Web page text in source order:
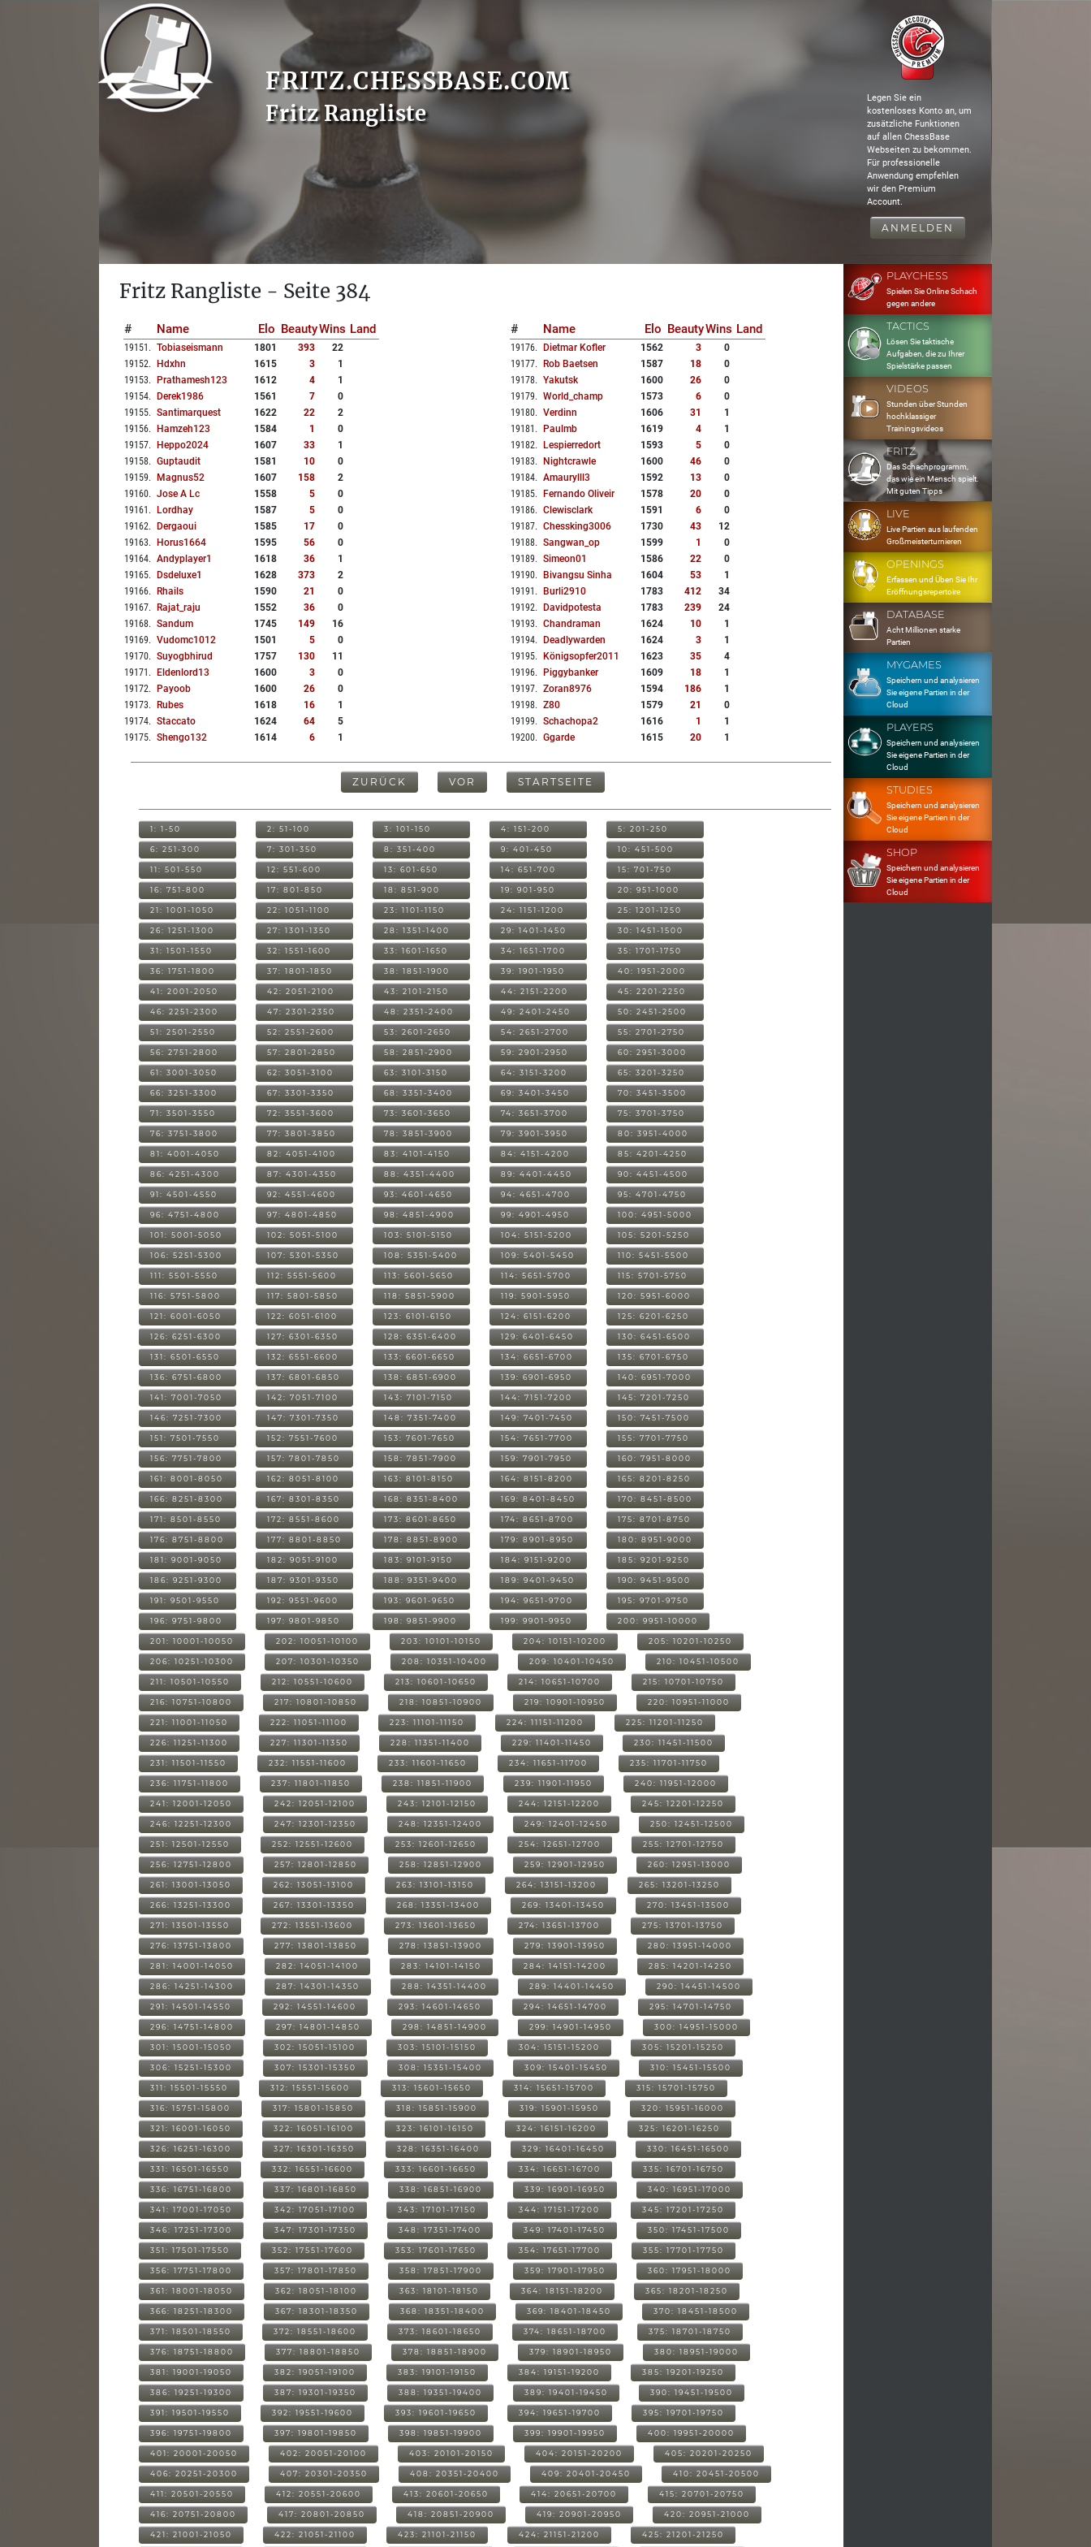
FRITZ.CHESSBASE.COM
Fritz Rangliste
Legen Sie ein
kostenloses Konto an, um
zusätzliche Funktionen
auf allen ChessBase
Webseiten zu bekommen.
Für professionelle
Anwendung empfehlen
wir den Premium
Account.
ANMELDEN
Fritz Rangliste - Seite 384
# Name Elo BeautyWins Land
19151 . Tobiaseismann 1801 393
22
19152. Hdxhn 1615 3
1
19153. Prathamesh123 1612 4
1
19154. Derek1986 1561 7
0
19155. Santimarquest 1622 22
2
19156. Hamzeh123 1584 1
0
19157. Heppo2024 1607 33
1
19158. Guptaudit 1581 10
0
19159. Magnus52 1607 158
2
19160. Jose A Lc 1558 5
0
19161 . Lordhay 1587 5
0
19162. Dergaoui 1585 17
0
19163. Horus1664 1595 56
0
19164. Andyplayer1 1618 36
1
19165. Dsdeluxe1 1628 373
2
19166. Rhails 1590 21
0
19167. Rajat_raju 1552 36
0
19168. Sandum 1745 149
16
19169. Vudomc1012 1501 5
0
19170. Suyogbhirud 1757 130
11
19171 . Eldenlord13 1600 3
0
19172. Payoob 1600 26
0
19173. Rubes 1618 16
1
19174. Staccato 1624 64
5
19175. Shengo132 1614 6 1
# Name Elo BeautyWins Land
19176. Dietmar Kofler 1562 3
0
19177. Rob Baetsen 1587 18
0
19178. Yakutsk 1600 26
0
19179. World_champ 1573 6
0
19180. Verdinn 1606 31
1
19181 . Paulmb 1619 4
1
19182. Lespierredort 1593 5
0
19183. Nightcrawle 1600 46
0
19184. Amaurylll3 1592 13
0
19185. Fernando Oliveir 1578 20
0
19186. Clewisclark 1591 6
0
19187. Chessking3006 1730 43
12
19188. Sangwan_op 1599 1
0
19189. Simeon01 1586 22
0
19190. Bivangsu Sinha 1604 53
1
19191 . Burli2910 1783 412
34
19192. Davidpotesta 1783 239
24
19193. Chandraman 1624 10
1
19194. Deadlywarden 1624 3
1
19195. Königsopfer2011 1623 35
4
19196. Piggybanker 1609 18
1
19197. Zoran8976 1594 186
1
19198. Z80 1579 21
0
19199. Schachopa2 1616 1
1
19200. Ggarde 1615 20 1
ZURÜCK VOR STARTSEITE
1: 1-50 2: 51-100 3: 101-150 4: 151-200 5: 201-250
6: 251-300 7: 301-350 8: 351-400 9: 401-450 10: 451-500
11: 501-550 12: 551-600 13: 601-650 14: 651-700 15: 701-750
16: 751-800 17: 801-850 18: 851-900 19: 901-950 20: 951-1000
21: 1001-1050 22: 1051-1100 23: 1101-1150 24: 1151-1200 25: 1201-1250
26: 1251-1300 27: 1301-1350 28: 1351-1400 29: 1401-1450 30: 1451-1500
31: 1501-1550 32: 1551-1600 33: 1601-1650 34: 1651-1700 35: 1701-1750
36: 1751-1800 37: 1801-1850 38: 1851-1900 39: 1901-1950 40: 1951-2000
41: 2001-2050 42: 2051-2100 43: 2101-2150 44: 2151-2200 45: 2201-2250
46: 2251-2300 47: 2301-2350 48: 2351-2400 49: 2401-2450 50: 2451-2500
51: 2501-2550 52: 2551-2600 53: 2601-2650 54: 2651-2700 55: 2701-2750
56: 2751-2800 57: 2801-2850 58: 2851-2900 59: 2901-2950 60: 2951-3000
61: 3001-3050 62: 3051-3100 63: 3101-3150 64: 3151-3200 65: 3201-3250
66: 3251-3300 67: 3301-3350 68: 3351-3400 69: 3401-3450 70: 3451-3500
71: 3501-3550 72: 3551-3600 73: 3601-3650 74: 3651-3700 75: 3701-3750
76: 3751-3800 77: 3801-3850 78: 3851-3900 79: 3901-3950 80: 3951-4000
81: 4001-4050 82: 4051-4100 83: 4101-4150 84: 4151-4200 85: 4201-4250
86: 4251-4300 87: 4301-4350 88: 4351-4400 89: 4401-4450 90: 4451-4500
91: 4501-4550 92: 4551-4600 93: 4601-4650 94: 4651-4700 95: 4701-4750
96: 4751-4800 97: 4801-4850 98: 4851-4900 99: 4901-4950 100: 4951-5000
101: 5001-5050 102: 5051-5100 103: 5101-5150 104: 5151-5200 105: 5201-5250
106: 5251-5300 107: 5301-5350 108: 5351-5400 109: 5401-5450 110: 5451-5500
111: 5501-5550 112: 5551-5600 113: 5601-5650 114: 5651-5700 115: 5701-5750
116: 5751-5800 117: 5801-5850 118: 5851-5900 119: 5901-5950 120: 5951-6000
121: 6001-6050 122: 6051-6100 123: 6101-6150 124: 6151-6200 125: 6201-6250
126: 6251-6300 127: 6301-6350 128: 6351-6400 129: 6401-6450 130: 6451-6500
131: 6501-6550 132: 6551-6600 133: 6601-6650 134: 6651-6700 135: 6701-6750
136: 6751-6800 137: 6801-6850 138: 6851-6900 139: 6901-6950 140: 6951-7000
141: 7001-7050 142: 7051-7100 143: 7101-7150 144: 7151-7200 145: 7201-7250
146: 7251-7300 147: 7301-7350 148: 7351-7400 149: 7401-7450 150: 7451-7500
151: 7501-7550 152: 7551-7600 153: 7601-7650 154: 7651-7700 155: 7701-7750
156: 7751-7800 157: 7801-7850 158: 7851-7900 159: 7901-7950 160: 7951-8000
161: 8001-8050 162: 8051-8100 163: 8101-8150 164: 8151-8200 165: 8201-8250
166: 8251-8300 167: 8301-8350 168: 8351-8400 169: 8401-8450 170: 8451-8500
171: 8501-8550 172: 8551-8600 173: 8601-8650 174: 8651-8700 175: 8701-8750
176: 8751-8800 177: 8801-8850 178: 8851-8900 179: 8901-8950 180: 8951-9000
181: 9001-9050 182: 9051-9100 183: 9101-9150 184: 9151-9200 185: 9201-9250
186: 9251-9300 187: 9301-9350 188: 9351-9400 189: 9401-9450 190: 9451-9500
191: 9501-9550 192: 9551-9600 193: 9601-9650 194: 9651-9700 195: 9701-9750
196: 9751-9800 197: 9801-9850 198: 9851-9900 199: 9901-9950 200: 9951-10000
201: 10001-10050 202: 10051-10100 203: 10101-10150 204: 10151-10200 205: 10201-10250
206: 10251-10300 207: 10301-10350 208: 10351-10400 209: 10401-10450 210: 10451-10500
211: 10501-10550 212: 10551-10600 213: 10601-10650 214: 10651-10700 215: 10701-10750
216: 10751-10800 217: 10801-10850 218: 10851-10900 219: 10901-10950 220: 10951-11000
221: 11001-11050 222: 11051-11100 223: 11101-11150 224: 11151-11200 225: 11201-11250
226: 11251-11300 227: 11301-11350 228: 11351-11400 229: 11401-11450 230: 11451-11500
231: 11501-11550 232: 11551-11600 233: 11601-11650 234: 11651-11700 235: 11701-11750
236: 11751-11800 237: 11801-11850 238: 11851-11900 239: 11901-11950 240: 11951-12000
241: 12001-12050 242: 12051-12100 243: 12101-12150 244: 12151-12200 245: 12201-12250
246: 12251-12300 247: 12301-12350 248: 12351-12400 249: 12401-12450 250: 12451-12500
251: 12501-12550 252: 12551-12600 253: 12601-12650 254: 12651-12700 255: 12701-12750
256: 12751-12800 257: 12801-12850 258: 12851-12900 259: 12901-12950 260: 12951-13000
261: 13001-13050 262: 13051-13100 263: 13101-13150 264: 13151-13200 265: 13201-13250
266: 13251-13300 267: 13301-13350 268: 13351-13400 269: 13401-13450 270: 13451-13500
271: 13501-13550 272: 13551-13600 273: 13601-13650 274: 13651-13700 275: 13701-13750
276: 13751-13800 277: 13801-13850 278: 13851-13900 279: 13901-13950 280: 13951-14000
281: 14001-14050 282: 14051-14100 283: 14101-14150 284: 14151-14200 285: 14201-14250
286: 14251-14300 287: 14301-14350 288: 14351-14400 289: 14401-14450 290: 14451-14500
291: 14501-14550 292: 14551-14600 293: 14601-14650 294: 14651-14700 295: 14701-14750
296: 14751-14800 297: 14801-14850 298: 14851-14900 299: 14901-14950 300: 14951-15000
301: 15001-15050 302: 15051-15100 303: 15101-15150 304: 15151-15200 305: 15201-15250
306: 15251-15300 307: 15301-15350 308: 15351-15400 309: 15401-15450 310: 15451-15500
311: 15501-15550 312: 15551-15600 313: 15601-15650 314: 15651-15700 315: 15701-15750
316: 15751-15800 317: 15801-15850 318: 15851-15900 319: 15901-15950 320: 15951-16000
321: 16001-16050 322: 16051-16100 323: 16101-16150 324: 16151-16200 325: 16201-16250
326: 16251-16300 327: 16301-16350 328: 16351-16400 329: 16401-16450 330: 16451-16500
331: 16501-16550 332: 16551-16600 333: 16601-16650 334: 16651-16700 335: 16701-16750
336: 16751-16800 337: 16801-16850 338: 16851-16900 339: 16901-16950 340: 16951-17000
341: 17001-17050 342: 17051-17100 343: 17101-17150 344: 17151-17200 345: 17201-17250
346: 17251-17300 347: 17301-17350 348: 17351-17400 349: 17401-17450 350: 17451-17500
351: 17501-17550 352: 17551-17600 353: 17601-17650 354: 17651-17700 355: 17701-17750
356: 17751-17800 357: 17801-17850 358: 17851-17900 359: 17901-17950 360: 17951-18000
361: 18001-18050 362: 18051-18100 363: 18101-18150 364: 18151-18200 365: 18201-18250
366: 18251-18300 367: 18301-18350 368: 18351-18400 369: 18401-18450 370: 18451-18500
371: 18501-18550 372: 18551-18600 373: 18601-18650 374: 18651-18700 375: 18701-18750
376: 18751-18800 377: 18801-18850 378: 18851-18900 379: 18901-18950 380: 18951-19000
381: 19001-19050 382: 19051-19100 383: 19101-19150 384: 19151-19200 385: 19201-19250
386: 19251-19300 387: 19301-19350 388: 19351-19400 389: 19401-19450 390: 19451-19500
391: 19501-19550 392: 19551-19600 393: 19601-19650 394: 19651-19700 395: 19701-19750
396: 19751-19800 397: 19801-19850 398: 19851-19900 399: 19901-19950 400: 19951-20000
401: 20001-20050 402: 20051-20100 403: 20101-20150 404: 20151-20200 405: 20201-20250
406: 20251-20300 407: 20301-20350 408: 20351-20400 409: 20401-20450 410: 20451-20500
411: 20501-20550 412: 20551-20600 413: 20601-20650 414: 20651-20700 415: 20701-20750
416: 20751-20800 417: 20801-20850 418: 20851-20900 419: 20901-20950 420: 20951-21000
421: 21001-21050 422: 21051-21100 423: 21101-21150 424: 21151-21200 425: 21201-21250
PLAYCHESS
Spielen Sie Online Schach
gegen andere
TACTICS
Lösen Sie taktische
Aufgaben, die zu Ihrer
Spielstärke passen
VIDEOS
Stunden über Stunden
hochklassiger
Trainingsvideos
FRITZ
Das Schachprogramm,
das wie ein Mensch spielt.
Mit guten Tipps
LIVE
Live Partien aus laufenden
Großmeisterturnieren
OPENINGS
Erfassen und Üben Sie Ihr
Eröffnungsrepertoire
DATABASE
Acht Millionen starke
Partien
MYGAMES
Speichern und analysieren
Sie eigene Partien in der
Cloud
PLAYERS
Speichern und analysieren
Sie eigene Partien in der
Cloud
STUDIES
Speichern und analysieren
Sie eigene Partien in der
Cloud
SHOP
Speichern und analysieren
Sie eigene Partien in der
Cloud